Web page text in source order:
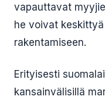
vapauttavat
he voivat
rakentamiseen.
Erityisesti
kansainvälisillä